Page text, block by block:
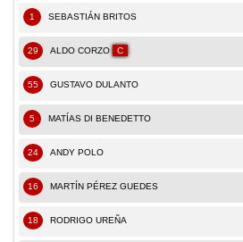
1 SEBASTIÁN BRITOS
29 ALDO CORZO C
55 GUSTAVO DULANTO
5 MATÍAS DI BENEDETTO
24 ANDY POLO
16 MARTÍN PÉREZ GUEDES
18 RODRIGO UREÑA